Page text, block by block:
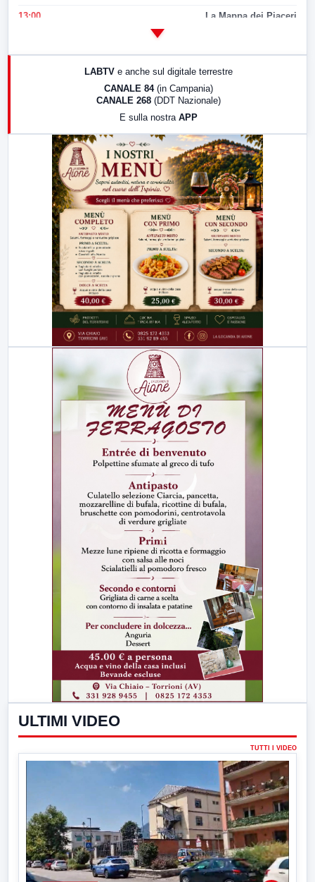
13:00 La Mappa dei Piaceri
17:00 LabNews (replica)
LabNews (replica)
LABTV e anche sul digitale terrestre
CANALE 84 (in Campania)
CANALE 268 (DDT Nazionale)
E sulla nostra APP
ULTIMI VIDEO
TUTTI I VIDEO